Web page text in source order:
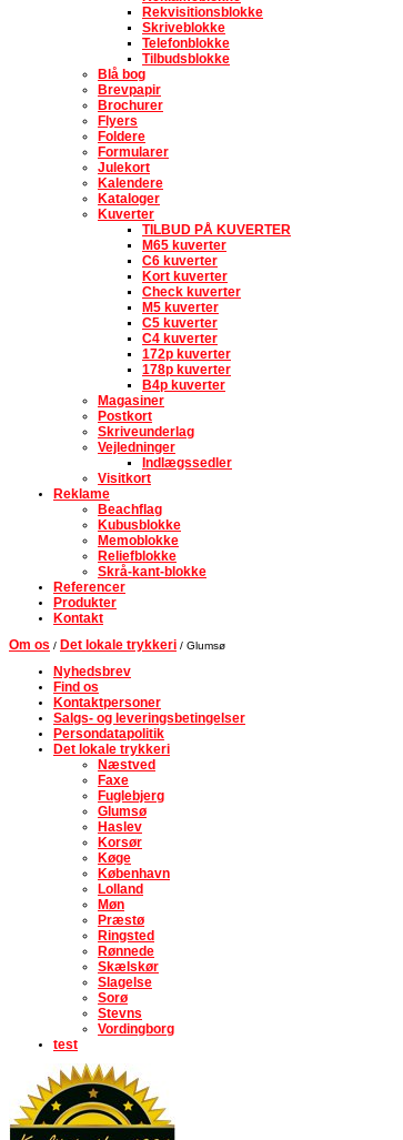
Rekvisitionsblokke
Skriveblokke
Telefonblokke
Tilbudsblokke
Blå bog
Brevpapir
Brochurer
Flyers
Foldere
Formularer
Julekort
Kalendere
Kataloger
Kuverter
TILBUD PÅ KUVERTER
M65 kuverter
C6 kuverter
Kort kuverter
Check kuverter
M5 kuverter
C5 kuverter
C4 kuverter
172p kuverter
178p kuverter
B4p kuverter
Magasiner
Postkort
Skriveunderlag
Vejledninger
Indlægssedler
Visitkort
Reklame
Beachflag
Kubusblokke
Memoblokke
Reliefblokke
Skrå-kant-blokke
Referencer
Produkter
Kontakt
Om os / Det lokale trykkeri / Glumsø
Nyhedsbrev
Find os
Kontaktpersoner
Salgs- og leveringsbetingelser
Persondatapolitik
Det lokale trykkeri
Næstved
Faxe
Fuglebjerg
Glumsø
Haslev
Korsør
Køge
København
Lolland
Møn
Præstø
Ringsted
Rønnede
Skælskør
Slagelse
Sorø
Stevns
Vordingborg
test